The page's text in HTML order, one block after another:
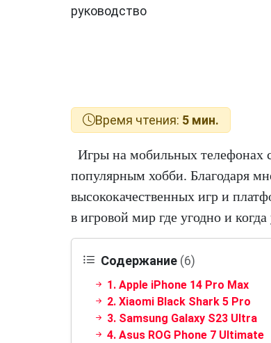
руководство
Время чтения: 5 мин.
Игры на мобильных телефонах
популярным хобби. Благодаря
высококачественных игр и
в игровой мир где угодно и когда
Содержание (6)
1. Apple iPhone 14 Pro Max
2. Xiaomi Black Shark 5 Pro
3. Samsung Galaxy S23 Ultra
4. Asus ROG Phone 7 Ultimate